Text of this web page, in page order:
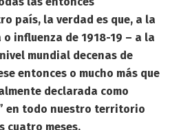
país, la verdad es que, a la
influenza de 1918-19 – a la
mundial decenas de
entonces o mucho más que
declarada como
en todo nuestro territorio
cuatro meses.